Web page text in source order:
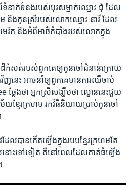
ើ​ទំនាក់​ទំនង​របស់​បុរសម្នាក់​ឈ្មោះ ជុំ ដែល​
ម និង​កូន​ស្រី​របស់​លោក​ឈ្មោះ នារី ដែល​
រិក និង​អំពី​អាថ៌កំបាំង​របស់​លោក​ក្នុង​
ង​ដ៏​កំសត់​របស់​ពួកគេ​ឲ្យ​កូន​ចៅ​ជំនាន់​ក្រោយ​
នេះ អាច​នាំ​ឲ្យ​ពួកគេ​មាន​ការ​ឈឺ​ចាប់​
ថ្លែង​ថា​ អ្នក​ស្រី​សង្ឃឹម​ថា ​ល្ខោន​នេះ​ជួយ​
យ​ខ្មែរ​ក្រហម រក​វិធី​និយាយ​ប្រាប់​កូន​ចៅ​
ែល​បាន​កើត​ឡើង​ក្នុងរបប​ខ្មែរ​ក្រហម​តែ​
នោះ​ទៅ​ទៀត គឺ​នៅ​ពេល​ដែល​គាត់​ធំ​ឡើង